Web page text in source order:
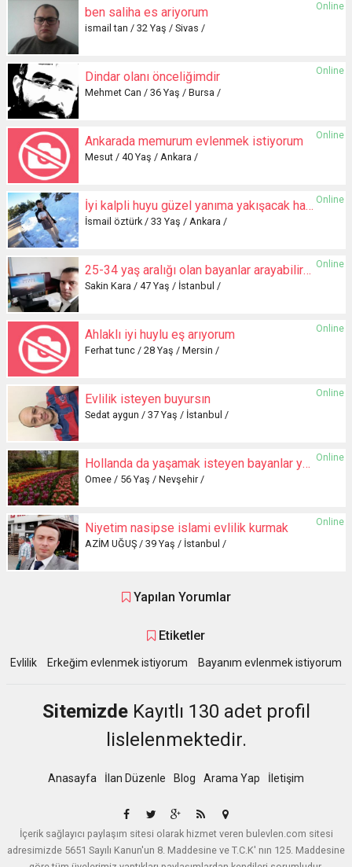
Online
ben saliha es ariyorum
ismail tan / 32 Yaş / Sivas /
Online
Dindar olanı önceliğimdir
Mehmet Can / 36 Yaş / Bursa /
Online
Ankarada memurum evlenmek istiyorum
Mesut / 40 Yaş / Ankara /
Online
İyi kalpli huyu güzel yanıma yakışacak hanım arıyorum
İsmail öztürk / 33 Yaş / Ankara /
Online
25-34 yaş aralığı olan bayanlar arayabilirsiniz
Sakin Kara / 47 Yaş / İstanbul /
Online
Ahlaklı iyi huylu eş arıyorum
Ferhat tunc / 28 Yaş / Mersin /
Online
Evlilik isteyen buyursın
Sedat aygun / 37 Yaş / İstanbul /
Online
Hollanda da yaşamak isteyen bayanlar yazsın
Omee / 56 Yaş / Nevşehir /
Online
Niyetim nasipse islami evlilik kurmak
AZİM UĞUŞ / 39 Yaş / İstanbul /
Yapılan Yorumlar
Etiketler
Evlilik Erkeğim evlenmek istiyorum Bayanım evlenmek istiyorum
SitemizdeKayıtlı 130 adet profil
lislelenmektedir.
Anasayfa İlan Düzenle Blog Arama Yap İletişim
İçerik sağlayıcı paylaşım sitesi olarak hizmet veren bulevlen.com sitesi
adresimizde 5651 Sayılı Kanun'un 8. Maddesine ve T.C.K' nın 125. Maddesine